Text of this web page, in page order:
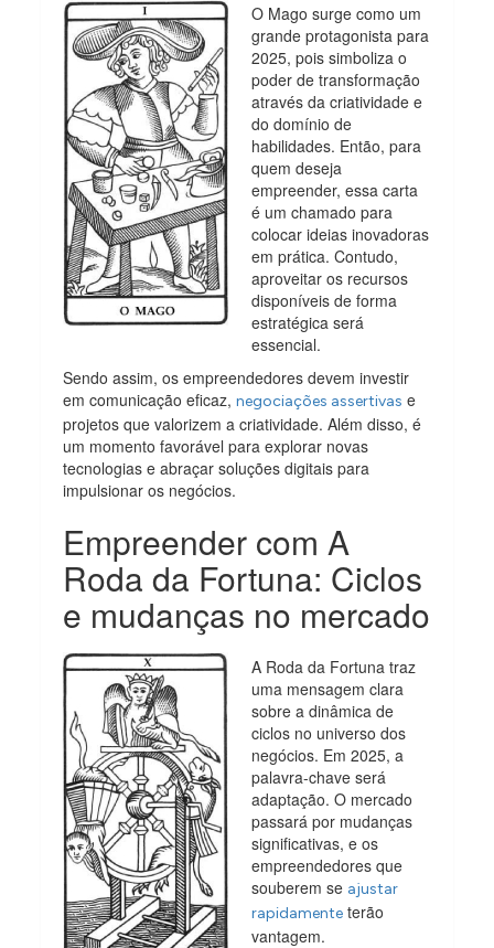
O Mago surge como um
grande protagonista para
2025, pois simboliza o
poder de transformação
através da criatividade e
do domínio de
habilidades. Então, para
quem deseja
empreender, essa carta
é um chamado para
colocar ideias inovadoras
em prática. Contudo,
aproveitar os recursos
disponíveis de forma
estratégica será
essencial.
Sendo assim, os empreendedores devem investir
em comunicação eficaz,negociações assertivas e
projetos que valorizem a criatividade. Além disso, é
um momento favorável para explorar novas
tecnologias e abraçar soluções digitais para
impulsionar os negócios.
Empreender com A
Roda da Fortuna: Ciclos
e mudanças no mercado
A Roda da Fortuna traz
uma mensagem clara
sobre a dinâmica de
ciclos no universo dos
negócios. Em 2025, a
palavra-chave será
adaptação. O mercado
passará por mudanças
significativas, e os
empreendedores que
souberem se ajustar
rapidamente terão
vantagem.